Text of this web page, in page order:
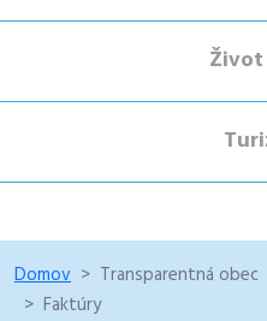
Domov Transparentná obec
Faktúry